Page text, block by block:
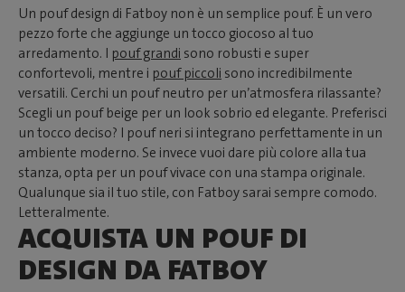
Un pouf design di Fatboy non è un semplice pouf. È un vero
pezzo forte che aggiunge un tocco giocoso al tuo
arredamento. I pouf grandi sono robusti e super
confortevoli, mentre i pouf piccoli sono incredibilmente
versatili. Cerchi un pouf neutro per un’atmosfera rilassante?
Scegli un pouf beige per un look sobrio ed elegante. Preferisci
un tocco deciso? I pouf neri si integrano perfettamente in un
ambiente moderno. Se invece vuoi dare più colore alla tua
stanza, opta per un pouf vivace con una stampa originale.
Qualunque sia il tuo stile, con Fatboy sarai sempre comodo.
Letteralmente.
ACQUISTA UN POUF DI
DESIGN DA FATBOY